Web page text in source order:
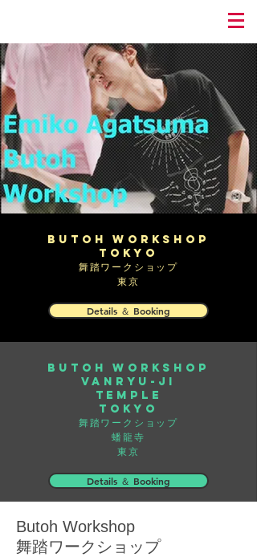
Butoh ​Workshop
Tokyo
​舞踏ワークショップ
​東京
Details ＆ Booking
Butoh ​Workshop
Vanryu-ji
Temple
Tokyo
舞踏ワークショップ
蟠龍寺
​東京
Details ＆ Booking
Butoh Workshop
舞踏ワークショップ